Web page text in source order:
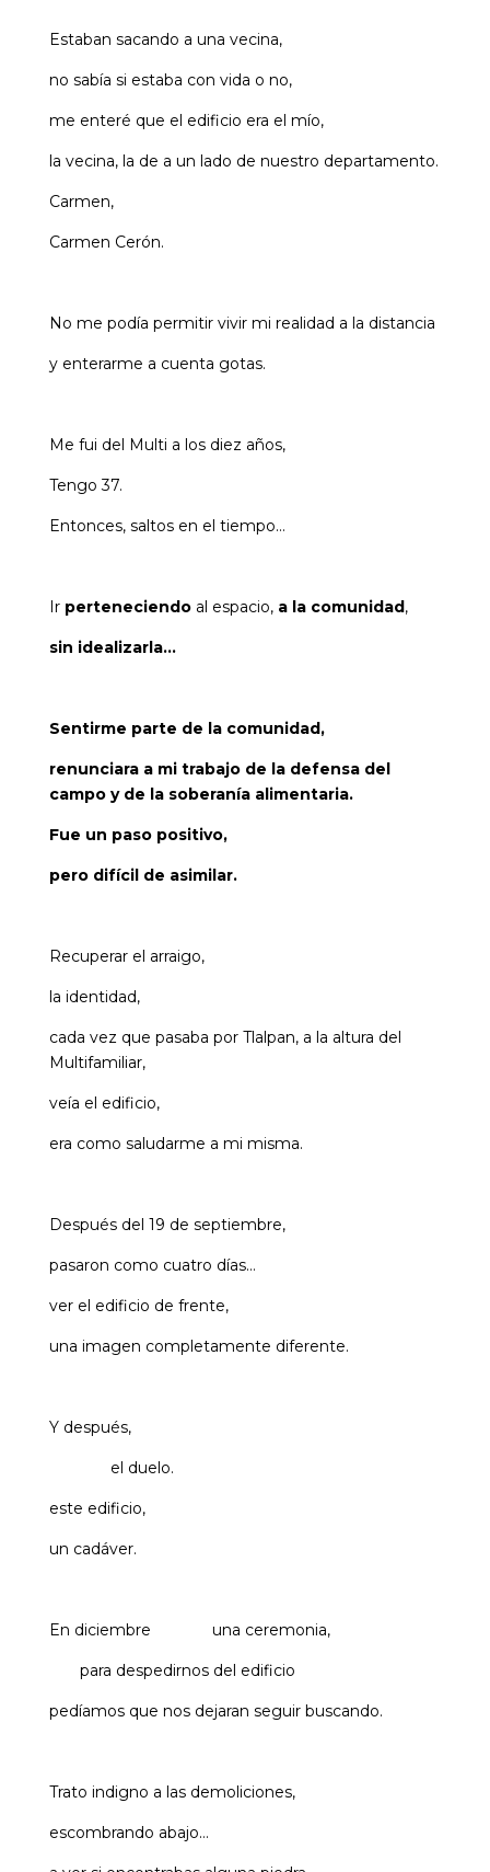
Estaban sacando a una vecina,
no sabía si estaba con vida o no,
me enteré que el edificio era el mío,
la vecina, la de a un lado de nuestro departamento.
Carmen,
Carmen Cerón.
No me podía permitir vivir mi realidad a la distancia
y enterarme a cuenta gotas.
Me fui del Multi a los diez años,
Tengo 37.
Entonces, saltos en el tiempo…
Ir perteneciendoal espacio,a la comunidad ,
sin idealizarla…
Sentirme parte de la comunidad,
renunciara a mi trabajo de la defensa del
campo y de la soberanía alimentaria.
Fue un paso positivo,
pero difícil de asimilar.
Recuperar el arraigo,
la identidad,
cada vez que pasaba por Tlalpan, a la altura del
Multifamiliar,
veía el edificio,
era como saludarme a mi misma.
Después del 19 de septiembre,
pasaron como cuatro días…
ver el edificio de frente,
una imagen completamente diferente.
Y después,
el duelo.
este edificio,
un cadáver.
En diciembre una ceremonia,
para despedirnos del edificio
pedíamos que nos dejaran seguir buscando.
Trato indigno a las demoliciones,
escombrando abajo…